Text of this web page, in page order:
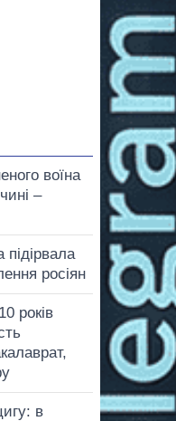
воїна
–
підірвала
росіян
років
в